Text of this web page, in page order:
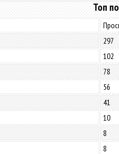
Топ
297
102
78
56
41
10
8
8